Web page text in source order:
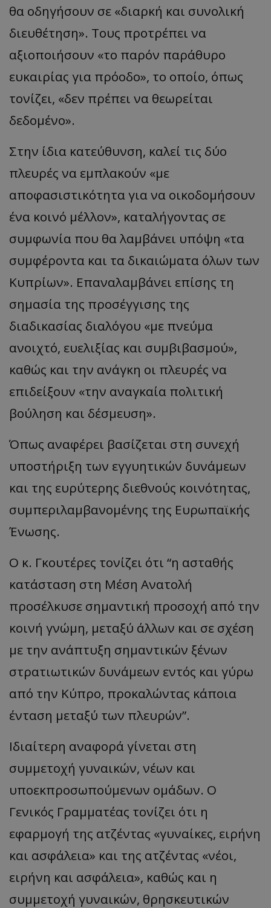
θα οδηγήσουν σε «διαρκή και συνολική
διευθέτηση». Τους προτρέπει να
αξιοποιήσουν «το παρόν παράθυρο
ευκαιρίας για πρόοδο», το οποίο, όπως
τονίζει, «δεν πρέπει να θεωρείται
δεδομένο».
Στην ίδια κατεύθυνση, καλεί τις δύο
πλευρές να εμπλακούν «με
αποφασιστικότητα για να οικοδομήσουν
ένα κοινό μέλλον», καταλήγοντας σε
συμφωνία που θα λαμβάνει υπόψη «τα
συμφέροντα και τα δικαιώματα όλων των
Κυπρίων». Επαναλαμβάνει επίσης τη
σημασία της προσέγγισης της
διαδικασίας διαλόγου «με πνεύμα
ανοιχτό, ευελιξίας και συμβιβασμού»,
καθώς και την ανάγκη οι πλευρές να
επιδείξουν «την αναγκαία πολιτική
βούληση και δέσμευση».
Όπως αναφέρει βασίζεται στη συνεχή
υποστήριξη των εγγυητικών δυνάμεων
και της ευρύτερης διεθνούς κοινότητας,
συμπεριλαμβανομένης της Ευρωπαϊκής
Ένωσης.
O κ. Γκουτέρες τονίζει ότι “η ασταθής
κατάσταση στη Μέση Ανατολή
προσέλκυσε σημαντική προσοχή από την
κοινή γνώμη, μεταξύ άλλων και σε σχέση
με την ανάπτυξη σημαντικών ξένων
στρατιωτικών δυνάμεων εντός και γύρω
από την Κύπρο, προκαλώντας κάποια
ένταση μεταξύ των πλευρών”.
Ιδιαίτερη αναφορά γίνεται στη
συμμετοχή γυναικών, νέων και
υποεκπροσωπούμενων ομάδων. Ο
Γενικός Γραμματέας τονίζει ότι η
εφαρμογή της ατζέντας «γυναίκες, ειρήνη
και ασφάλεια» και της ατζέντας «νέοι,
ειρήνη και ασφάλεια», καθώς και η
συμμετοχή γυναικών, θρησκευτικών